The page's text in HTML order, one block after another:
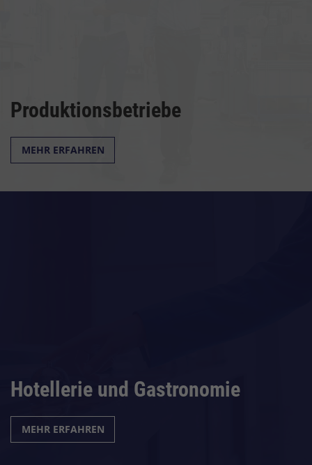
Produktionsbetriebe
MEHR ERFAHREN
Hotellerie und Gastronomie
MEHR ERFAHREN